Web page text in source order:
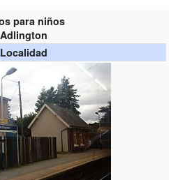
para niños
Adlington
Localidad